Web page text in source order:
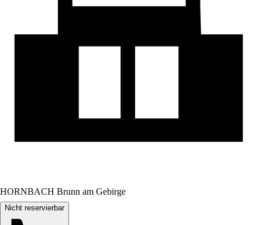
HORNBACH Brunn am Gebirge
Nicht reservierbar